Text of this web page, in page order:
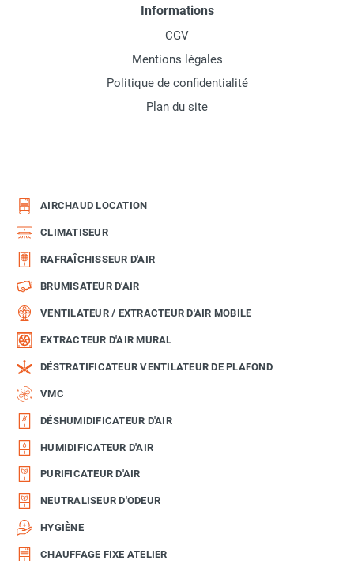
Informations
CGV
Mentions légales
Politique de confidentialité
Plan du site
AIRCHAUD LOCATION
CLIMATISEUR
RAFRAÎCHISSEUR D'AIR
BRUMISATEUR D'AIR
VENTILATEUR / EXTRACTEUR D'AIR MOBILE
EXTRACTEUR D'AIR MURAL
DÉSTRATIFICATEUR VENTILATEUR DE PLAFOND
VMC
DÉSHUMIDIFICATEUR D'AIR
HUMIDIFICATEUR D'AIR
PURIFICATEUR D'AIR
NEUTRALISEUR D'ODEUR
HYGIÈNE
CHAUFFAGE FIXE ATELIER